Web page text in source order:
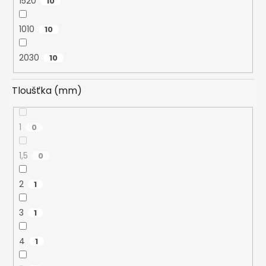
1010 10
2030 10
Tloušťka (mm)
1 0
1,5 0
2 1
3 1
4 1